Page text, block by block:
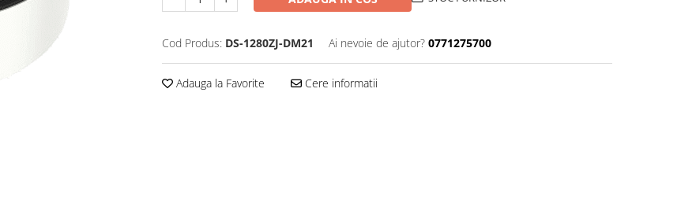
Cod Produs: DS-1280ZJ-DM21 Ai nevoie de ajutor? 0771275700
Adauga la Favorite Cere informatii